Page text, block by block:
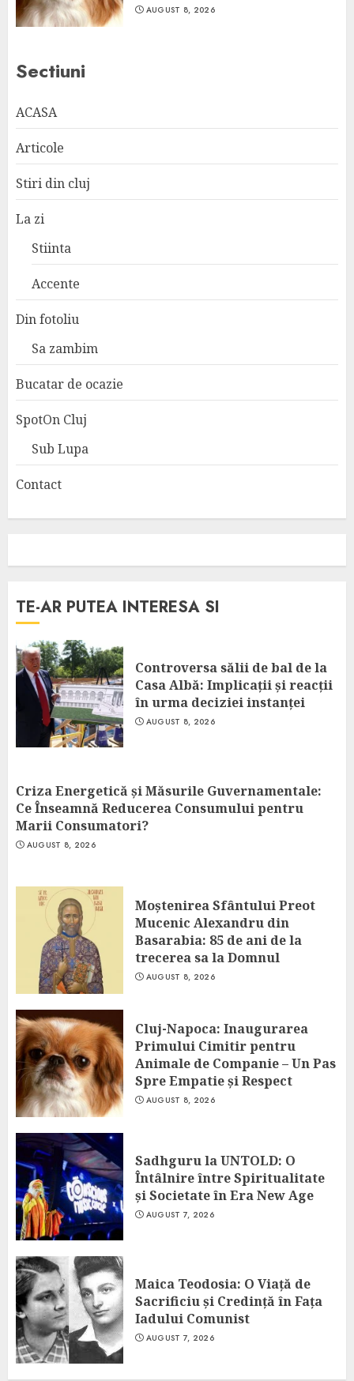
AUGUST 8, 2026
Sectiuni
ACASA
Articole
Stiri din cluj
La zi
Stiinta
Accente
Din fotoliu
Sa zambim
Bucatar de ocazie
SpotOn Cluj
Sub Lupa
Contact
TE-AR PUTEA INTERESA SI
Controversa sălii de bal de la
Casa Albă: Implicații și reacții
în urma deciziei instanței
AUGUST 8, 2026
Criza Energetică și Măsurile Guvernamentale:
Ce Înseamnă Reducerea Consumului pentru
Marii Consumatori?
AUGUST 8, 2026
Moștenirea Sfântului Preot
Mucenic Alexandru din
Basarabia: 85 de ani de la
trecerea sa la Domnul
AUGUST 8, 2026
Cluj-Napoca: Inaugurarea
Primului Cimitir pentru
Animale de Companie – Un Pas
Spre Empatie și Respect
AUGUST 8, 2026
Sadhguru la UNTOLD: O
Întâlnire între Spiritualitate
și Societate în Era New Age
AUGUST 7, 2026
Maica Teodosia: O Viață de
Sacrificiu și Credință în Fața
Iadului Comunist
AUGUST 7, 2026